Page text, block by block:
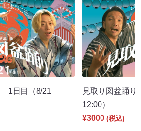
1日目（8/21
見取り図盆踊
12:00）
¥3000 (税込)